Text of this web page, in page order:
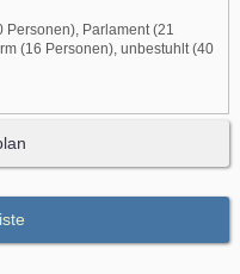
Personen), Parlament (21
(16 Personen), unbestuhlt (40